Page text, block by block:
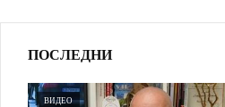
ПОСЛЕДНИ
ВИДЕО